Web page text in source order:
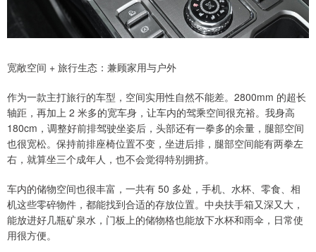
宽敞空间 + 旅行生态：兼顾家用与户外
作为一款主打旅行的车型，空间实用性自然不能差。2800mm 的超长
轴距，再加上 2 米多的宽车身，让车内的驾乘空间很充裕。我身高
180cm，调整好前排驾驶坐姿后，头部还有一拳多的余量，腿部空间
也很宽松。保持前排座椅位置不变，坐进后排，腿部空间能有两拳左
右，就算坐三个成年人，也不会觉得特别拥挤。
车内的储物空间也很丰富，一共有 50 多处，手机、水杯、零食、相
机这些零碎物件，都能找到合适的存放位置。中央扶手箱又深又大，
能放进好几瓶矿泉水，门板上的储物格也能放下水杯和雨伞，日常使
用很方便。